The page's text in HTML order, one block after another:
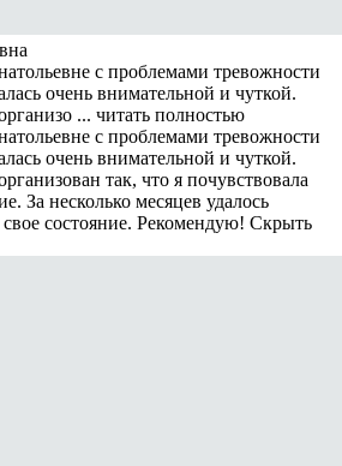
с проблемами тревожности
очень внимательной и чуткой.
... читать полностью
с проблемами тревожности
очень внимательной и чуткой.
так, что я почувствовала
За несколько месяцев удалось
состояние. Рекомендую! Скрыть